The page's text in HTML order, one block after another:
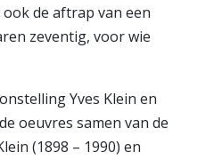
de aftrap van een
zeventig, voor wie
Yves Klein en
oeuvres samen van de
(1898 – 1990) en